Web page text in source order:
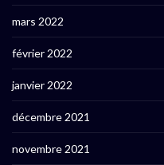
mars 2022
février 2022
janvier 2022
décembre 2021
novembre 2021